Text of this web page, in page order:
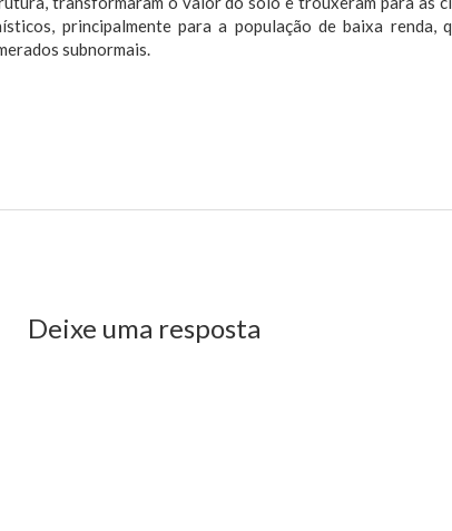
principalmente para a população de baixa renda,
subnormais.
Deixe uma resposta